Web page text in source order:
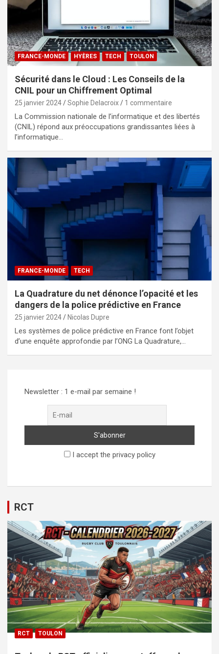
FRANCE-MONDE HYÈRES TECH TOULON
Sécurité dans le Cloud : Les Conseils de la
CNIL pour un Chiffrement Optimal
25 janvier 2024 Sophie Delacroix 1 commentaire
La Commission nationale de l’informatique et des libertés
(CNIL) répond aux préoccupations grandissantes liées à
l’informatique…
FRANCE-MONDE TECH
La Quadrature du net dénonce l’opacité et les
dangers de la police prédictive en France
25 janvier 2024 Nicolas Dupre
Les systèmes de police prédictive en France font l’objet
d’une enquête approfondie par l’ONG La Quadrature,…
Newsletter : 1 e-mail par semaine !
I accept the privacy policy
RCT
RCT TOULON